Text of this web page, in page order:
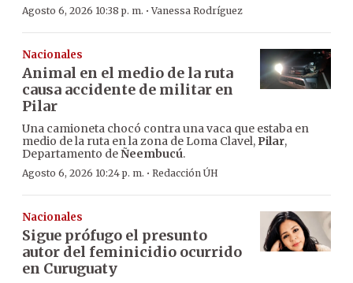
Agosto 6, 2026 10:38 p. m. ·Vanessa Rodríguez
Nacionales
Animal en el medio de la ruta
causa accidente de militar en
Pilar
Una camioneta chocó contra una vaca que estaba en
medio de la ruta en la zona de Loma Clavel, Pilar,
Departamento deÑeembucú.
Agosto 6, 2026 10:24 p. m. · Redacción ÚH
Nacionales
Sigue prófugo el presunto
autor del feminicidio ocurrido
en Curuguaty